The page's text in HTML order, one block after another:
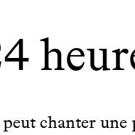
chanter une